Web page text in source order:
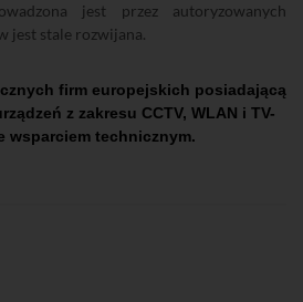
jest przez autoryzowanych
jest stale rozwijana.
firm europejskich posiadającą
z zakresu CCTV, WLAN i TV-
wsparciem technicznym.